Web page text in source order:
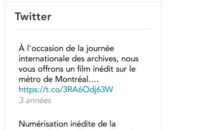
Twitter
À l'occasion de la journée
internationale des archives, nous
vous offrons un film inédit sur le
métro de Montréal.…
https://t.co/3RA6Odj63W
3 années
Numérisation inédite de la